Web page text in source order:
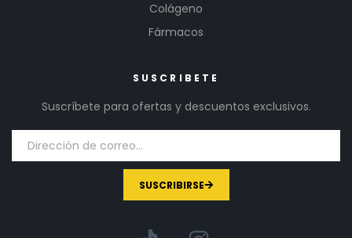
Colágeno
Fármacos
SUSCRIBETE
Suscríbete para ofertas y descuentos exclusivos.
SUSCRIBIRSE